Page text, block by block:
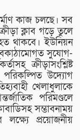
কাজ চলছে। সব
ক্লাব গড়ে তুলে
থাকবে। ইউনিয়ন
সুযোগ-
ক্রীড়াসংশ্লিষ্ট
পরিকল্পিত উদ্যোগ
খেলাধুলাকে
পরিমণ্ডলে
সম্ভাবনাময়
লক্ষ্যে প্রয়োজনীয়